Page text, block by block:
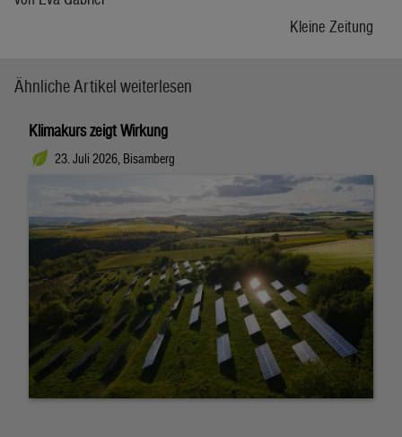
Kleine Zeitung
Ähnliche Artikel weiterlesen
Klimakurs zeigt Wirkung
23. Juli 2026, Bisamberg